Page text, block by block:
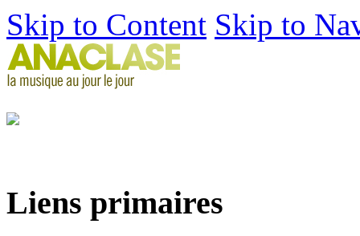
Skip to Content Skip to
Liens primaires